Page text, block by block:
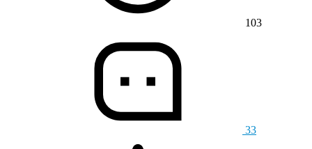
103
33